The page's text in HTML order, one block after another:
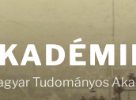
Tudományos